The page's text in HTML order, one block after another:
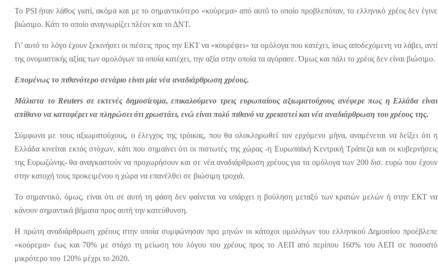
Το PSIήταν λάθος γιατί, ακόμα και με το σημαντικότερο «κούρεμα» από αυτό το οποίο προβλεπόταν, το ελληνικό χρέος δεν έγινε
βιώσιμο. Κάτι το οποίο αναγνωρίζει πλέον και το ΔΝΤ.
Γι’ αυτό το λόγο έχουν ξεκινήσει οι πιέσεις προς την ΕΚΤ να «κουρέψει» τα ομόλογα που κατέχει, ίσως αποδεχόμενη να λάβει, αντί
της ονομαστικής αξίας των ομολόγων τα οποία κατέχει, την αξία στην οποία τα αγόρασε. Όμως και πάλι το χρέος δεν είναι βιώσιμο.
Επομένως το πιθανότερο σενάριο είναι μία νέα αναδιάρθρωση χρέους.
Μάλιστα το Reuters σε εκτενές δημοσίευμα, επικαλούμενο τρεις ευρωπαίους αξιωματούχους ανέφερε πως η Ελλάδα είναι
απίθανο να καταφέρει να πληρώσει ότι χρωστάει, ενώ είναι πολύ πιθανό να χρειαστεί και νέα αναδιάρθρωση του χρέους της.
Σύμφωνα με τους αξιωματούχους, ο έλεγχος της τρόικας, που θα ολοκληρωθεί τον ερχόμενο μήνα, αναμένεται να δείξει ότι η
Ελλάδα κινείται εκτός στόχων, κάτι που σημαίνει ότι οι πιστωτές της χώρας -η Ευρωπαϊκή Κεντρική Τράπεζα και οι κυβερνήσεις
της Ευρωζώνης- θα αναγκαστούν να προχωρήσουν και σε νέα αναδιάρθρωση χρέους για τα ομόλογα των 200 δισ. ευρώ που έχουν
στην κατοχή τους προκειμένου η χώρα να επανέλθει σε βιώσιμη τροχιά.
Το σημαντικό, όμως, είναι ότι σε αυτή τη φάση δεν φαίνεται να υπάρχει η βούληση μεταξύ των κρατών μελών ή στην ΕΚΤ να
κάνουν σημαντικά βήματα προς αυτή την κατεύθυνση.
Η πρώτη αναδιάρθρωση χρέους στην οποία συμφώνησαν προ μηνών οι κάτοχοι ομολόγων του ελληνικού Δημοσίου προέβλεπε
«κούρεμα» έως και 70% με στόχο τη μείωση του λόγου του χρέους προς το ΑΕΠ από περίπου 160% του ΑΕΠ σε ποσοστό
μικρότερο του 120% μέχρι το 2020.